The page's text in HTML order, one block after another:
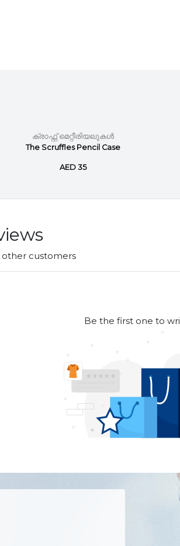
ക്രാഫ്റ്റ് മെറ്റീരിയലുകൾ
The Scruffles Pencil Case
AED 35
customers
Be the first one to